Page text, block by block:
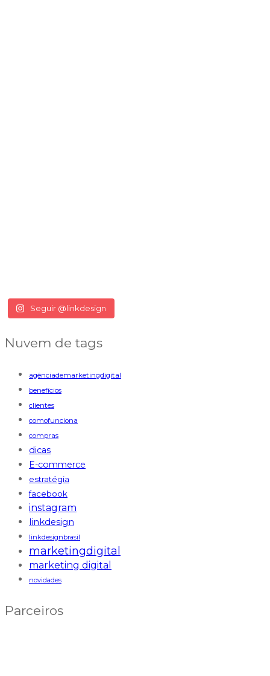
Seguir @linkdesign
Nuvem de tags
agênciademarketingdigital
benefícios
clientes
comofunciona
compras
dicas
E-commerce
estratégia
facebook
instagram
linkdesign
linkdesignbrasil
marketingdigital
marketing digital
novidades
Parceiros